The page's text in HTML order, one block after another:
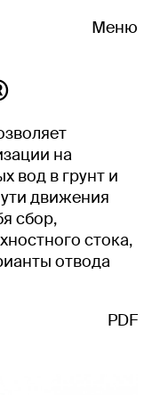
Меню
на
вод в грунт и
движения
сбор,
стока,
отвода
PDF